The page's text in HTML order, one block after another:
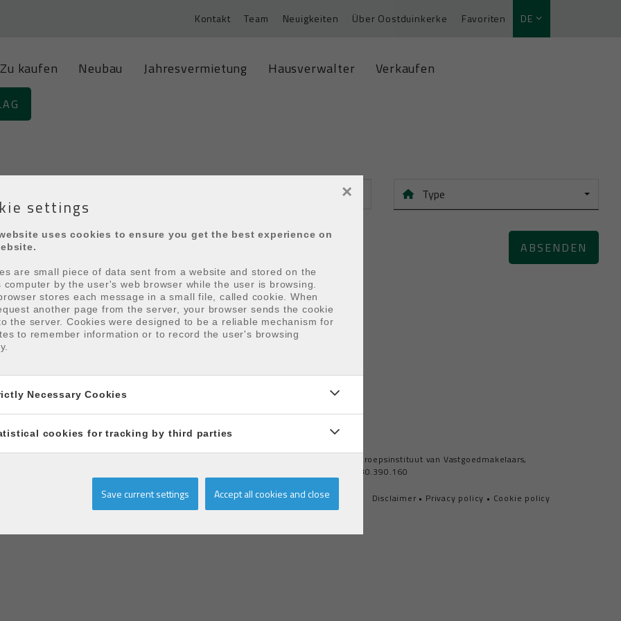
Kontakt Team Neuigkeiten Über Oostduinkerke Favoriten DE
Zu kaufen Neubau Jahresvermietung Hausverwalter Verkaufen
Type
dieDatenschutzerklärungzur Kenntnis genommen und akzeptiere sie. ABSENDEN
(Syndikus) BIV Belgien mit der Nummer 512.761
Aufsichtsbehörde: Beroepsinstituut van Vastgoedmakelaars,
Kodex des BVI
BA und Garantie über die NV AXA Belgium Police Nr. 730.390.160
Disclaimer • Privacy policy • Cookie policy
settings
uses cookies to ensure you get the best experience on
are small piece of data sent from a website and stored on the
computer by the user's web browser while the user is browsing.
stores each message in a small file, called cookie. When
another page from the server, your browser sends the cookie
the server. Cookies were designed to be a reliable mechanism for
to remember information or to record the user's browsing
×
Necessary Cookies
cookies for tracking by third parties
Save current settings Accept all cookies and close